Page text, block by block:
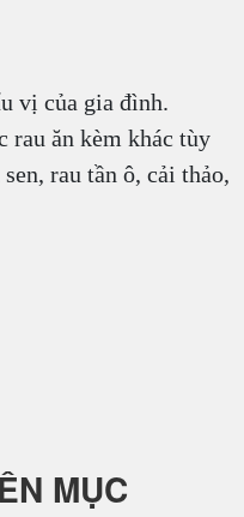
vị của gia đình.
rau ăn kèm khác tùy
rau tần ô, cải thảo,
MỤC